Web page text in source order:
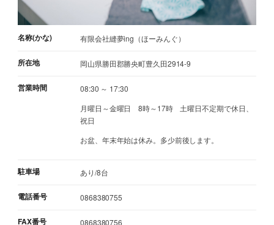
名称(かな) 有限会社縫夢ing（ほーみんぐ）
所在地 岡山県勝田郡勝央町豊久田2914-9
営業時間
08:30 ～ 17:30
月曜日～金曜日 8時～17時 土曜日不定期で休日、
祝日
お盆、年末年始は休み。多少前後します。
駐車場 あり/8台
電話番号 0868380755
FAX番号 0868380756